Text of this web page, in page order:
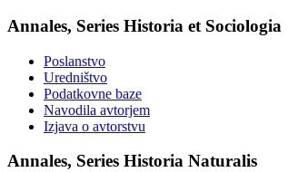
Annales, Series Historia et Sociologia
Poslanstvo
Uredništvo
Podatkovne baze
Navodila avtorjem
Izjava o avtorstvu
Annales, Series Historia Naturalis